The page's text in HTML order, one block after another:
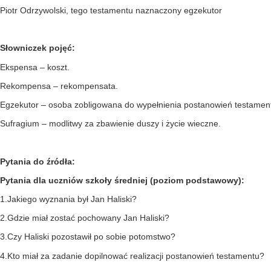
Piotr Odrzywolski, tego testamentu naznaczony egzekutor
Słowniczek pojęć:
Ekspensa – koszt.
Rekompensa – rekompensata.
Egzekutor – osoba zobligowana do wypełnienia postanowień
Sufragium – modlitwy za zbawienie duszy i życie wieczne.
Pytania do źródła:
Pytania dla uczniów szkoły średniej (poziom podstawowy):
1.Jakiego wyznania był Jan Haliski?
2.Gdzie miał zostać pochowany Jan Haliski?
3.Czy Haliski pozostawił po sobie potomstwo?
4.Kto miał za zadanie dopilnować realizacji postanowień testamentu?